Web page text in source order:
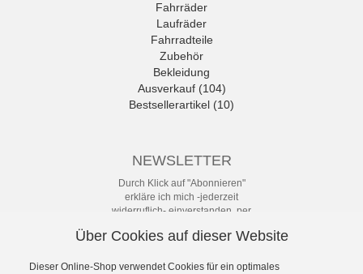
Fahrräder
Laufräder
Fahrradteile
Zubehör
Bekleidung
Ausverkauf (104)
Bestsellerartikel (10)
NEWSLETTER
Durch Klick auf "Abonnieren"
erkläre ich mich -jederzeit
widerruflich- einverstanden, per
Abständen über Angebote und
Datenschutzerklärung mit weiteren
Über Cookies auf dieser Website
Dieser Online-Shop verwendet Cookies für ein optimales